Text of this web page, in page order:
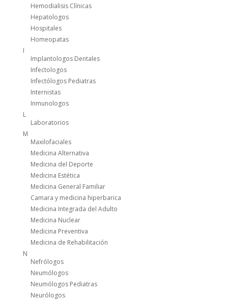
Hemodialisis Clínicas
Hepatologos
Hospitales
Homeopatas
I
Implantologos Dentales
Infectologos
Infectólogos Pediatras
Internistas
Inmunologos
L
Laboratorios
M
Maxilofaciales
Medicina Alternativa
Medicina del Deporte
Medicina Estética
Medicina General Familiar
Camara y medicina hiperbarica
Medicina Integrada del Adulto
Medicina Nuclear
Medicina Preventiva
Medicina de Rehabilitación
N
Nefrólogos
Neumólogos
Neumólogos Pediatras
Neurólogos